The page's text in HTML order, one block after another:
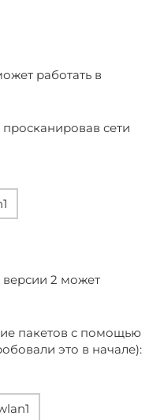
работать в
сети
2 может
пакетов с помощью
это в начале):